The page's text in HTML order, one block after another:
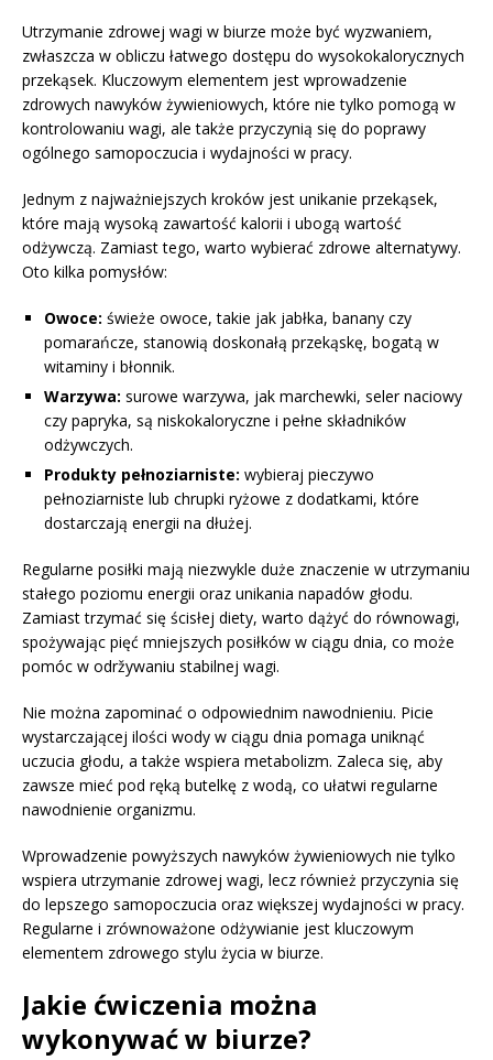
Utrzymanie zdrowej wagi w biurze może być wyzwaniem,
zwłaszcza w obliczu łatwego dostępu do wysokokalorycznych
przekąsek. Kluczowym elementem jest wprowadzenie
zdrowych nawyków żywieniowych, które nie tylko pomogą w
kontrolowaniu wagi, ale także przyczynią się do poprawy
ogólnego samopoczucia i wydajności w pracy.
Jednym z najważniejszych kroków jest unikanie przekąsek,
które mają wysoką zawartość kalorii i ubogą wartość
odżywczą. Zamiast tego, warto wybierać zdrowe alternatywy.
Oto kilka pomysłów:
Owoce: świeże owoce, takie jak jabłka, banany czy
pomarańcze, stanowią doskonałą przekąskę, bogatą w
witaminy i błonnik.
Warzywa: surowe warzywa, jak marchewki, seler naciowy
czy papryka, są niskokaloryczne i pełne składników
odżywczych.
Produkty pełnoziarniste: wybieraj pieczywo
pełnoziarniste lub chrupki ryżowe z dodatkami, które
dostarczają energii na dłużej.
Regularne posiłki mają niezwykle duże znaczenie w utrzymaniu
stałego poziomu energii oraz unikania napadów głodu.
Zamiast trzymać się ścisłej diety, warto dążyć do równowagi,
spożywając pięć mniejszych posiłków w ciągu dnia, co może
pomóc w održywaniu stabilnej wagi.
Nie można zapominać o odpowiednim nawodnieniu. Picie
wystarczającej ilości wody w ciągu dnia pomaga uniknąć
uczucia głodu, a także wspiera metabolizm. Zaleca się, aby
zawsze mieć pod ręką butelkę z wodą, co ułatwi regularne
nawodnienie organizmu.
Wprowadzenie powyższych nawyków żywieniowych nie tylko
wspiera utrzymanie zdrowej wagi, lecz również przyczynia się
do lepszego samopoczucia oraz większej wydajności w pracy.
Regularne i zrównoważone odżywianie jest kluczowym
elementem zdrowego stylu życia w biurze.
Jakie ćwiczenia można
wykonywać w biurze?